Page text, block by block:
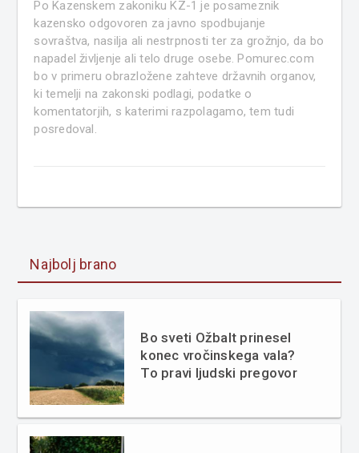
Po Kazenskem zakoniku KZ-1 je posameznik
kazensko odgovoren za javno spodbujanje
sovraštva, nasilja ali nestrpnosti ter za grožnjo, da bo
napadel življenje ali telo druge osebe. Pomurec.com
bo v primeru obrazložene zahteve državnih organov,
ki temelji na zakonski podlagi, podatke o
komentatorjih, s katerimi razpolagamo, tem tudi
posredoval.
Najbolj brano
Bo sveti Ožbalt prinesel
konec vročinskega vala?
To pravi ljudski pregovor